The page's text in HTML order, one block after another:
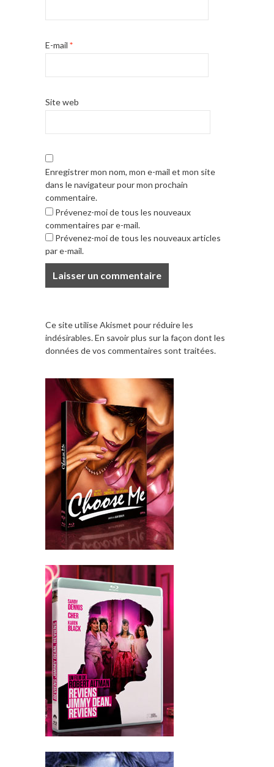
E-mail *
Site web
Enregistrer mon nom, mon e-mail et mon site
dans le navigateur pour mon prochain
commentaire.
Prévenez-moi de tous les nouveaux
commentaires par e-mail.
Prévenez-moi de tous les nouveaux articles
par e-mail.
Ce site utilise Akismet pour réduire les
indésirables.En savoir plus sur la façon dont les
données de vos commentaires sont traitées.